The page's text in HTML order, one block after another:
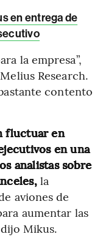
en entrega de
la empresa”,
Research.
contento
fluctuar en
en una
analistas sobre
la
aviones de
aumentar las
Mikus.